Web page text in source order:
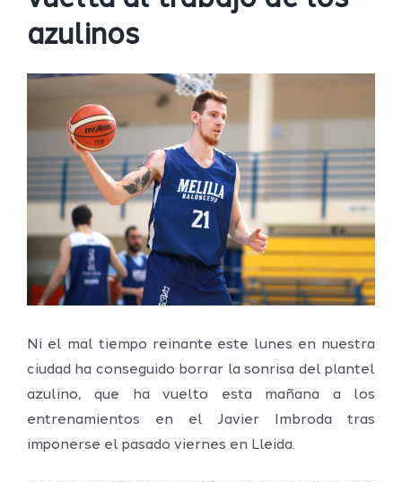
azulinos
imagen
más
grande
Ni el mal tiempo reinante este lunes en nuestra
ciudad ha conseguido borrar la sonrisa del plantel
azulino, que ha vuelto esta mañana a los
entrenamientos en el Javier Imbroda tras
imponerse el pasado viernes en Lleida.